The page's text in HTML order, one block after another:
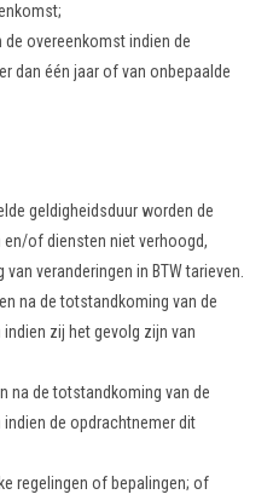
overeenkomst indien de
dan één jaar of van onbepaalde
geldigheidsduur worden de
of diensten niet verhoogd,
veranderingen in BTW tarieven.
na de totstandkoming van de
zij het gevolg zijn van
na de totstandkoming van de
de opdrachtnemer dit
regelingen of bepalingen; of